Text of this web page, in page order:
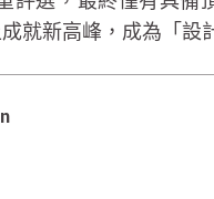
就新高峰，成為「設